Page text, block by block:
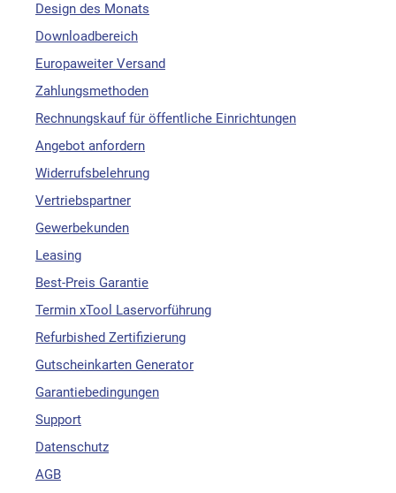
Design des Monats
Downloadbereich
Europaweiter Versand
Zahlungsmethoden
Rechnungskauf für öffentliche Einrichtungen
Angebot anfordern
Widerrufsbelehrung
Vertriebspartner
Gewerbekunden
Leasing
Best-Preis Garantie
Termin xTool Laservorführung
Refurbished Zertifizierung
Gutscheinkarten Generator
Garantiebedingungen
Support
Datenschutz
AGB